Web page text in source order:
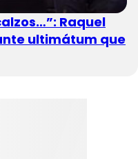
Raquel
ultimátum que